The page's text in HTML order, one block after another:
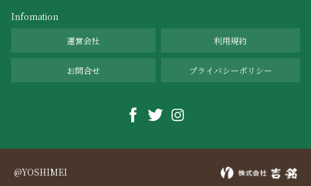
Infomation
運営会社 利用規約
お問合せ プライバシーポリシー
@YOSHIMEI